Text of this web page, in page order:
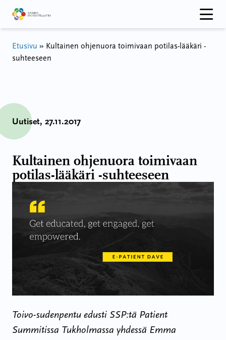
Hyppää
sisältöön
Etusivu » Kultainen ohjenuora toimivaan potilas-lääkäri -
suhteeseen
Uutiset, 27.11.2017
Kultainen ohjenuora toimivaan
potilas-lääkäri -suhteeseen
Toivo-sudenpentu edusti SSP:tä Patient
Summitissa Tukholmassa yhdessä Emma